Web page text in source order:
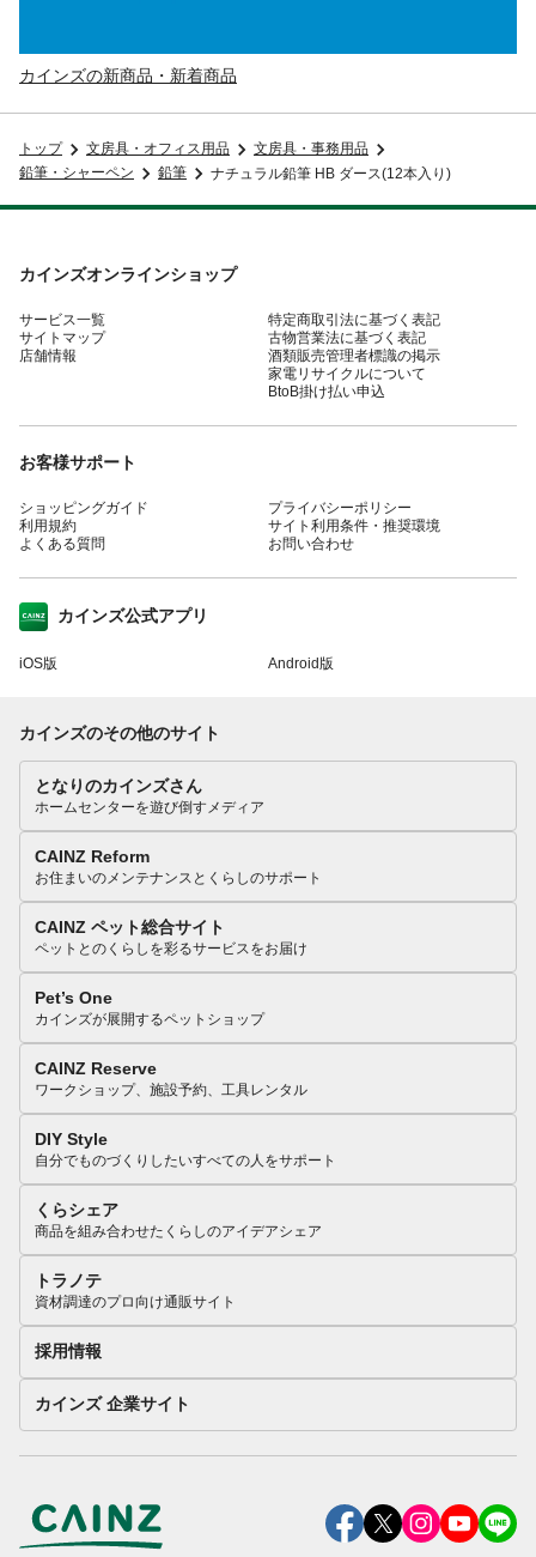
カインズの新商品・新着商品
トップ 文房具・オフィス用品
文房具・事務用品
鉛筆・シャーペン
鉛筆 ナチュラル鉛筆 HB ダース(12本入り)
カインズオンラインショップ
サービス一覧
サイトマップ
店舗情報
特定商取引法に基づく表記
古物営業法に基づく表記
酒類販売管理者標識の掲示
家電リサイクルについて
BtoB掛け払い申込
お客様サポート
ショッピングガイド
利用規約
よくある質問
プライバシーポリシー
サイト利用条件・推奨環境
お問い合わせ
カインズ公式アプリ
iOS版 Android版
カインズのその他のサイト
となりのカインズさん
ホームセンターを遊び倒すメディア
CAINZ Reform
お住まいのメンテナンスとくらしのサポート
CAINZ ペット総合サイト
ペットとのくらしを彩るサービスをお届け
Pet’s One
カインズが展開するペットショップ
CAINZ Reserve
ワークショップ、施設予約、工具レンタル
DIY Style
自分でものづくりしたいすべての人をサポート
くらシェア
商品を組み合わせたくらしのアイデアシェア
トラノテ
資材調達のプロ向け通販サイト
採用情報
カインズ 企業サイト